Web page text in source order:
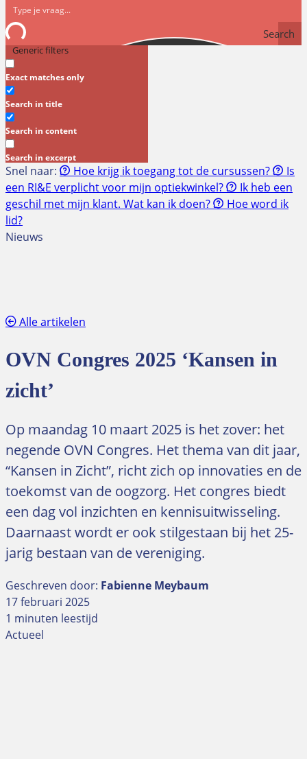
Search
Generic filters
Exact matches only
Search in title
Search in content
Search in excerpt
Snel naar: Hoe krijg ik toegang tot de cursussen?
Is
een RI&E verplicht voor mijn optiekwinkel?
Ik heb een
geschil met mijn klant. Wat kan ik doen?
Hoe word ik
lid?
Nieuws
Alle artikelen
OVN Congres 2025 ‘Kansen in
zicht’
Op maandag 10 maart 2025 is het zover: het
negende OVN Congres. Het thema van dit jaar,
“Kansen in Zicht”, richt zich op innovaties en de
toekomst van de oogzorg. Het congres biedt
een dag vol inzichten en kennisuitwisseling.
Daarnaast wordt er ook stilgestaan bij het 25-
jarig bestaan van de vereniging.
Geschreven door: Fabienne Meybaum
17 februari 2025
1 minuten leestijd
Actueel